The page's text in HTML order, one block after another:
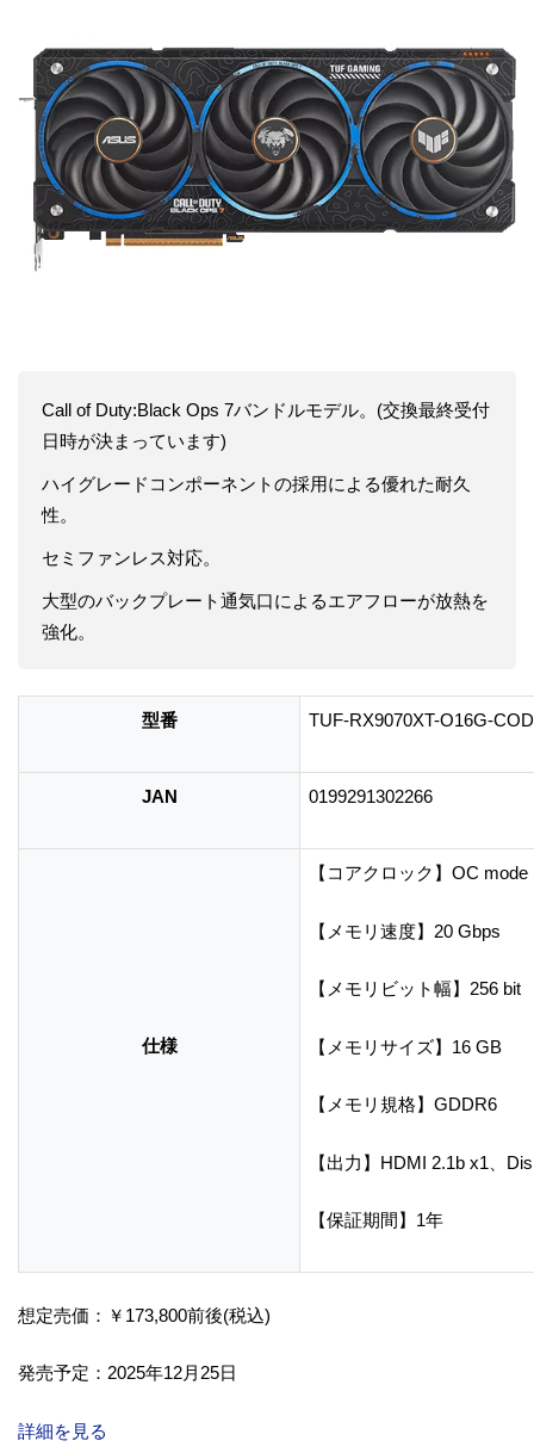
Call of Duty:Black Ops 7バンドルモデル。(交換最終受付
日時が決まっています)
ハイグレードコンポーネントの採用による優れた耐久
性。
セミファンレス対応。
大型のバックプレート通気口によるエアフローが放熱を
強化。
型番 TUF-RX9070XT-O16G-
JAN 0199291302266
仕様
【コアクロック】OC
【メモリ速度】20 Gbps
【メモリビット幅】256 bit
【メモリサイズ】16 GB
【メモリ規格】GDDR6
【出力】HDMI 2.1b x1、
【保証期間】1年
想定売価：￥173,800前後(税込)
発売予定：2025年12月25日
詳細を見る